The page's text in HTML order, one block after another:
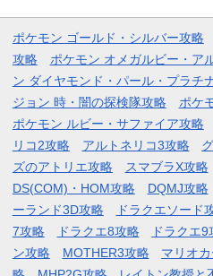
ポケモン ゴールド・シルバー攻略
攻略
ポケモン オメガルビー・ア
ン ダイヤモンド・パール・プラチ
ジョン 時・闇の探検隊攻略
ポケ
ポケモン ルビー・サファイア攻略
リコ2攻略
アルトネリコ3攻略
ズのアトリエ攻略
スマブラX攻略
DS(COM)・HOM攻略
DQMJ攻略
ーランド3D攻略
ドラクエソード
7攻略
ドラクエ8攻略 ドラクエ9
ン攻略
MOTHER3攻略 マリオ